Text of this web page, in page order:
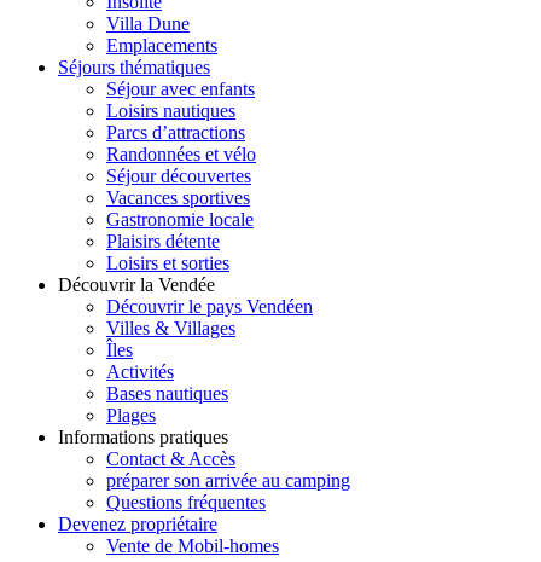
Villa Dune
Emplacements
Séjours thématiques
Séjour avec enfants
Loisirs nautiques
Parcs d’attractions
Randonnées et vélo
Séjour découvertes
Vacances sportives
Gastronomie locale
Plaisirs détente
Loisirs et sorties
Découvrir la Vendée
Découvrir le pays Vendéen
Villes & Villages
Îles
Activités
Bases nautiques
Plages
Informations pratiques
Contact & Accès
préparer son arrivée au camping
Questions fréquentes
Devenez propriétaire
Vente de Mobil-homes